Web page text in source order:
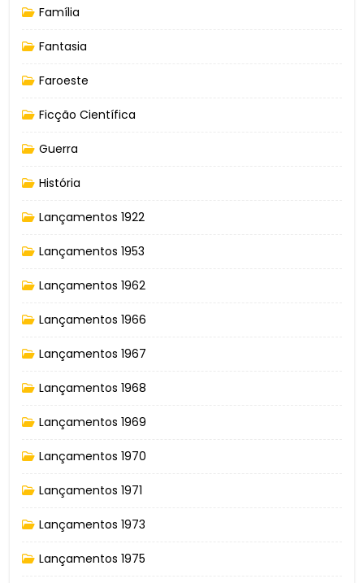
Família
Fantasia
Faroeste
Ficção Científica
Guerra
História
Lançamentos 1922
Lançamentos 1953
Lançamentos 1962
Lançamentos 1966
Lançamentos 1967
Lançamentos 1968
Lançamentos 1969
Lançamentos 1970
Lançamentos 1971
Lançamentos 1973
Lançamentos 1975